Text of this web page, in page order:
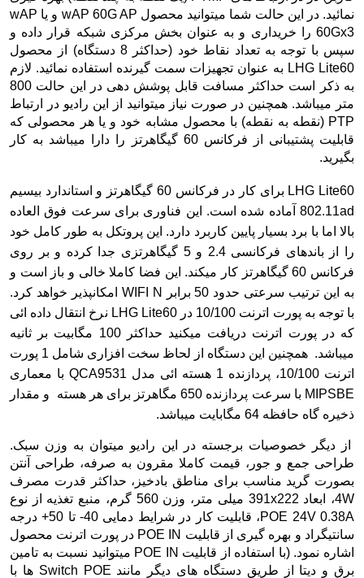
نمائید. در این حالت شما میتوانید محصول wAP 60G AP و یا wAP
60Gx3 را خریداری و به عنوان بخش مرکزی شبکه قرار داده و
سپس با توجه به تعداد نقاط خود (حداکثر 8 دستگاه) از محصول
LHG Lite60 به عنوان تجهیزات سمت گیرنده استفاده نمائید. لازم
به ذکر است حداکثر مسافت قابل پوشش دهی در این حالت 800
متر میباشد. همچنین در صورت نیاز میتوانید از این رادیو در ارتباط
PTP (نقطه به نقطه) با محصول مشابه خود و یا هر محصولی که
قابلیت پشتیبانی از فرکانس 60 گیگاهرتز را دارا میباشد به کار
بگیرید.
LHG Lite60 برای کار در فرکانس 60 گیگاهرتز
و استاندارد بیسیم
802.11ad آماده شده است. این فناوری برای سرعت فوق العاده
بالا اما با برد بسیار پایین کاربرد دارد. این پروتکل به طور کامل خود
را از باندهای فرکانسی 2.4 و 5 گیگاهرتزی جدا کرده و بر روی
فرکانس 60 گیگاهرتز کار میکند. این فضا کاملا خالی و باز است و
به این ترتیب سرعتی حدود 50 برابر WIFI N امکانپذیر خواهد کرد.
با توجه به
پورت اترنت 10/100 در LHG Lite60 نرخ انتقال داده ائی
که در پورت اترنت دریافت میکنید حداکثر 100 مگابیت بر ثانیه
میباشد. همچنین این دستگاه از لحاظ سخت افزاری شامل 1 پورت
اترنت 10/100، پردازنده 1 هسته ائی مدل QCA9531 با معماری
MIPSBE با سرعت پردازنده 650 مگاهرتز برای هر هسته و مقدار
ذخیره گاه حافظه 64 مگابایت میباشد.
از دیگر خصوصیات برجسته در این رادیو میتوان به وزن سبک.
طراحی جمع و جور، قیمت کاملا مقرون به صرفه، طراحی آنتن
بصورت گرید مناسب برای مناطق بادخیز، حداکثر قدرت مصرف
4W، ابعاد 391x222 میلی متر، وزن 560 گرم، منبع تغذیه از نوع
POE 24V 0.38A، قابلیت کار در شرایط دمایی 40- تا 50+ درجه
سانتیگراد و بهره گیری از قابلیت POE IN در پورت اترنت محصول
اشاره نمود. (با استفاده از قابلیت POE IN میتوانید نسبت به تامین
برق و دیتا از طریق دستگاه های دیگر مانند Switch POE ها با